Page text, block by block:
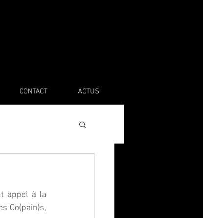
CONTACT ACTUS
appel à la
Co(pain)s,